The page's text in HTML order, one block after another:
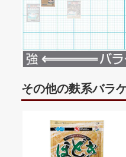
その他の麩系バラ